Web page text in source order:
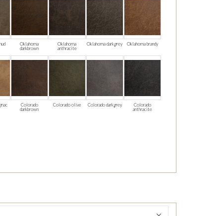
Oklahoma
darkbrown
Oklahoma
anthracite
Oklahoma darkgrey Oklahoma brandy
Colorado
darkbrown
Colorado olive Colorado darkgrey
Colorado
anthracite